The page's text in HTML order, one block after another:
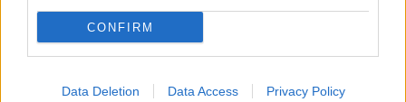
CONFIRM
Data Deletion Data Access Privacy Policy